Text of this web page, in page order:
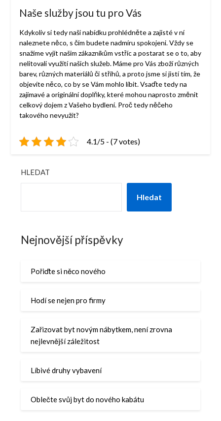
Naše služby jsou tu pro Vás
Kdykoliv si tedy naši nabídku prohlédněte a zajisté v ní
naleznete něco, s čím budete nadmíru spokojeni. Vždy se
snažíme vyjít našim zákazníkům vstříc a postarat se o to, aby
nelitovali využití našich služeb. Máme pro Vás zboží různých
barev, různých materiálů či střihů, a proto jsme si jistí tím, že
objevíte něco, co by se Vám mohlo líbit. Vsaďte tedy na
zajímavé a originální doplňky, které mohou naprosto změnit
celkový dojem z Vašeho bydlení. Proč tedy něčeho
takového nevyužít?
4.1/5 - (7 votes)
HLEDAT
Hledat
Nejnovější příspěvky
Pořiďte si něco nového
Hodí se nejen pro firmy
Zařizovat byt novým nábytkem, není zrovna
nejlevnější záležitost
Líbivé druhy vybavení
Oblečte svůj byt do nového kabátu